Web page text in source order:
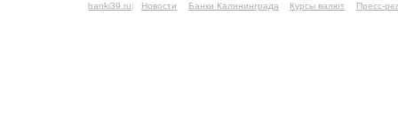
banki39.ru: Новости Банки Калининграда Курсы валют Пресс-